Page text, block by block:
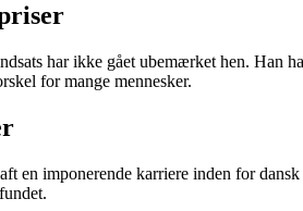
har ikke gået ubemærket hen. Han
for mange mennesker.
en imponerende karriere inden for